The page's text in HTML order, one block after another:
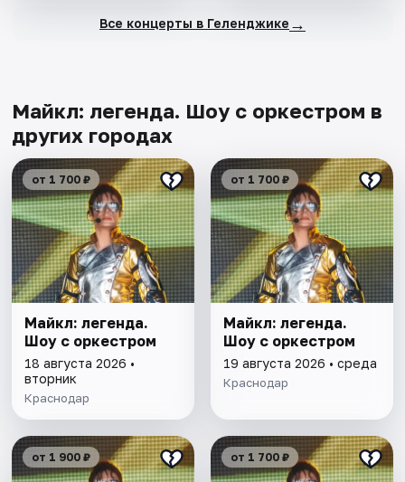
Все концерты в Геленджике →
Майкл: легенда. Шоу с оркестром в
других городах
от 1 700 ₽
Майкл: легенда.
Шоу с оркестром
18 августа 2026 •
вторник
Краснодар
от 1 700 ₽
Майкл: легенда.
Шоу с оркестром
19 августа 2026 • среда
Краснодар
от 1 900 ₽ от 1 700 ₽